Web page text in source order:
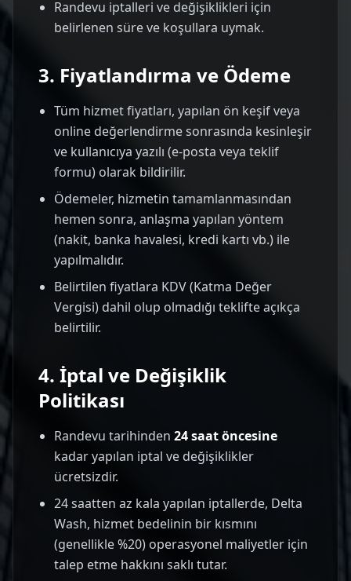
Randevu iptalleri ve değişiklikleri için
belirlenen süre ve koşullara uymak.
3. Fiyatlandırma ve Ödeme
Tüm hizmet fiyatları, yapılan ön keşif veya
online değerlendirme sonrasında kesinleşir
ve kullanıcıya yazılı (e-posta veya teklif
formu) olarak bildirilir.
Ödemeler, hizmetin tamamlanmasından
hemen sonra, anlaşma yapılan yöntem
(nakit, banka havalesi, kredi kartı vb.) ile
yapılmalıdır.
Belirtilen fiyatlara KDV (Katma Değer
Vergisi) dahil olup olmadığı teklifte açıkça
belirtilir.
4. İptal ve Değişiklik
Politikası
Randevu tarihinden 24 saat öncesine
kadar yapılan iptal ve değişiklikler
ücretsizdir.
24 saatten az kala yapılan iptallerde, Delta
Wash, hizmet bedelinin bir kısmını
(genellikle %20) operasyonel maliyetler için
talep etme hakkını saklı tutar.